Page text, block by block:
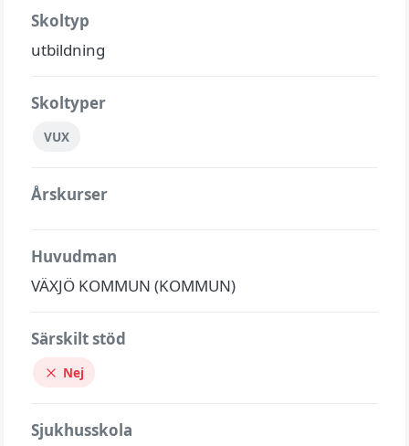
Skoltyp
utbildning
Skoltyper
VUX
Årskurser
Huvudman
VÄXJÖ KOMMUN (KOMMUN)
Särskilt stöd
Nej
Sjukhusskola